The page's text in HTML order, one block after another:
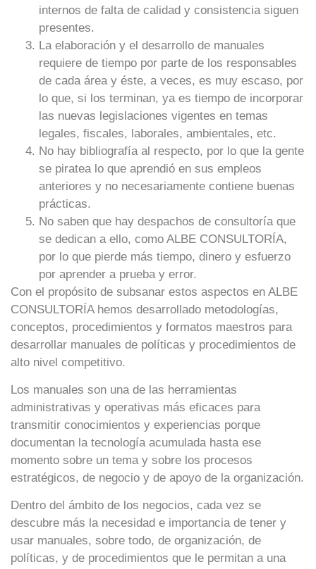
internos de falta de calidad y consistencia siguen
presentes.
La elaboración y el desarrollo de manuales
requiere de tiempo por parte de los responsables
de cada área y éste, a veces, es muy escaso, por
lo que, si los terminan, ya es tiempo de incorporar
las nuevas legislaciones vigentes en temas
legales, fiscales, laborales, ambientales, etc.
No hay bibliografía al respecto, por lo que la gente
se piratea lo que aprendió en sus empleos
anteriores y no necesariamente contiene buenas
prácticas.
No saben que hay despachos de consultoría que
se dedican a ello, como ALBE CONSULTORÍA,
por lo que pierde más tiempo, dinero y esfuerzo
por aprender a prueba y error.
Con el propósito de subsanar estos aspectos en ALBE
CONSULTORÍA hemos desarrollado metodologías,
conceptos, procedimientos y formatos maestros para
desarrollar manuales de políticas y procedimientos de
alto nivel competitivo.
Los manuales son una de las herramientas
administrativas y operativas más eficaces para
transmitir conocimientos y experiencias porque
documentan la tecnología acumulada hasta ese
momento sobre un tema y sobre los procesos
estratégicos, de negocio y de apoyo de la organización.
Dentro del ámbito de los negocios, cada vez se
descubre más la necesidad e importancia de tener y
usar manuales, sobre todo, de organización, de
políticas, y de procedimientos que le permitan a una